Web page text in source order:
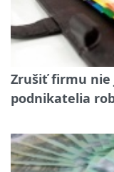
Zrušiť firmu nie
podnikatelia